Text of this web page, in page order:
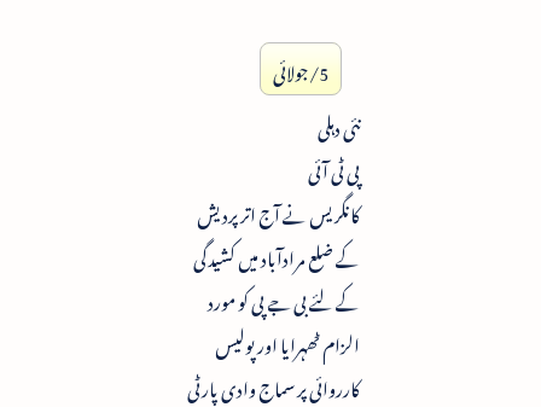
5/جولائی
نئی دہلی
پی ٹی آئی
کانگریس نے آج اتر پردیش
کے ضلع مرادآباد میں کشیدگی
کے لئے بی جے پی کو مورد
الزام ٹھہرایا اور پولیس
کارروائی پر سماج وادی پارٹی